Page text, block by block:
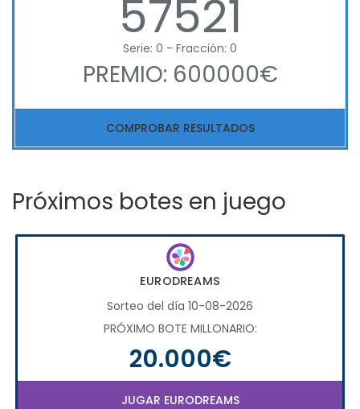
57521
Serie: 0 - Fracción: 0
PREMIO: 600000€
COMPROBAR RESULTADOS
Próximos botes en juego
EURODREAMS
Sorteo del día 10-08-2026
PRÓXIMO BOTE MILLONARIO:
20.000€
JUGAR EURODREAMS